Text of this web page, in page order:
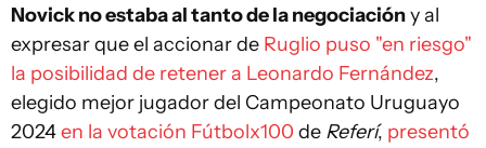
Novick no estaba al tanto de la negociacióny al
expresar que el accionar de Ruglio puso "en riesgo"
la posibilidad de retener a Leonardo Fernández,
elegido mejor jugador del Campeonato Uruguayo
2024en la votación Fútbolx100 de Referí, presentó